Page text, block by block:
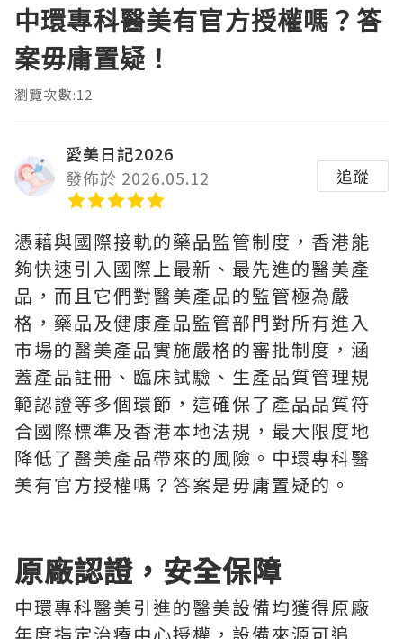
中環專科醫美有官方授權嗎？答
案毋庸置疑！
瀏覽次數:12
愛美日記2026
發佈於 2026.05.12
追蹤
憑藉與國際接軌的藥品監管制度，香港能
夠快速引入國際上最新、最先進的醫美產
品，而且它們對醫美產品的監管極為嚴
格，藥品及健康產品監管部門對所有進入
市場的醫美產品實施嚴格的審批制度，涵
蓋產品註冊、臨床試驗、生產品質管理規
範認證等多個環節，這確保了產品品質符
合國際標準及香港本地法規，最大限度地
降低了醫美產品帶來的風險。中環專科醫
美有官方授權嗎？答案是毋庸置疑的。
原廠認證，安全保障
中環專科醫美引進的醫美設備均獲得原廠